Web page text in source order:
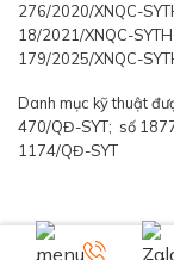
276/2020/XNQC-
18/2021/XNQC-
179/2025/XNQC-
Danh mục kỹ thuật
470/QĐ-SYT; số
1174/QĐ-SYT